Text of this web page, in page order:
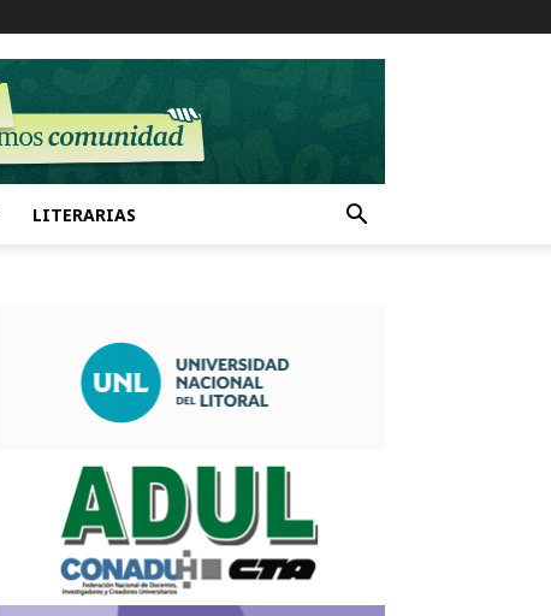
LITERARIAS